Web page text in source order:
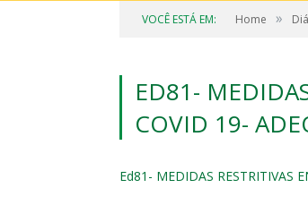
VOCÊ ESTÁ EM: Home »
ED81-
COVID 19-
Ed81- MEDIDAS RESTRITIVAS